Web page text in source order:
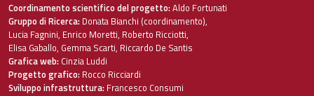
Coordinamento scientifico del progetto:Aldo Fortunati
Gruppo di Ricerca: Donata Bianchi (coordinamento),
Lucia Fagnini, Enrico Moretti, Roberto Ricciotti,
Elisa Gaballo, Gemma Scarti, Riccardo De Santis
Grafica web: Cinzia Luddi
Progetto grafico: Rocco Ricciardi
Sviluppo infrastruttura: Francesco Consumi